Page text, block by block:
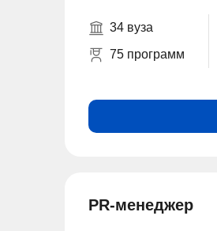
34 вуза
75 программ
PR-менеджер